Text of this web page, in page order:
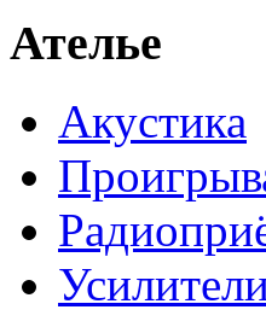
Ателье
Акустика